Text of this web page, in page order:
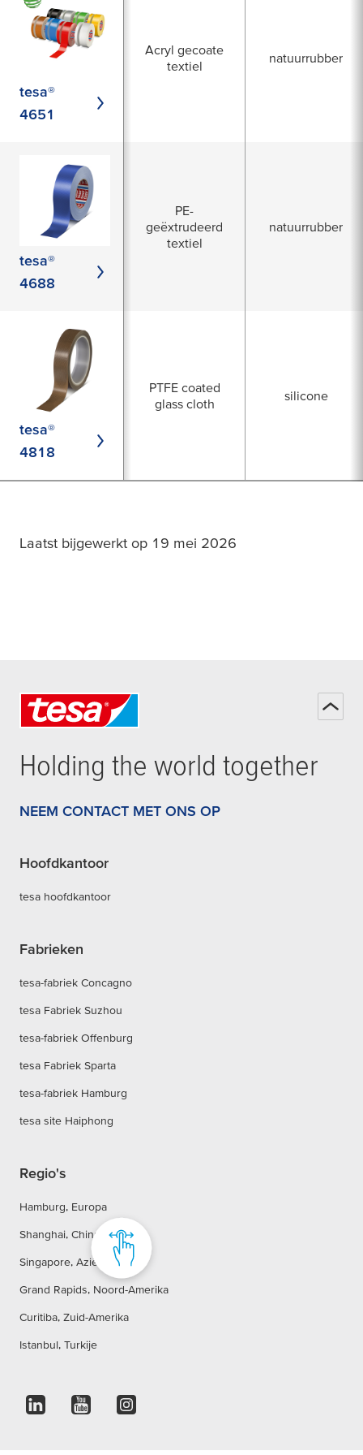
tesa®
4651
Acryl gecoate
textiel
natuurrubber
tesa®
4688
PE-
geëxtrudeerd
textiel
natuurrubber
tesa®
4818
PTFE coated
glass cloth
silicone
Laatst bijgewerkt op 19 mei 2026
Holding the world together
NEEM CONTACT MET ONS OP
Hoofdkantoor
tesa hoofdkantoor
Fabrieken
tesa-fabriek Concagno
tesa Fabriek Suzhou
tesa-fabriek Offenburg
tesa Fabriek Sparta
tesa-fabriek Hamburg
tesa site Haiphong
Regio's
Hamburg, Europa
Shanghai, China
Singapore, Azië
Grand Rapids, Noord-Amerika
Curitiba, Zuid-Amerika
Istanbul, Turkije